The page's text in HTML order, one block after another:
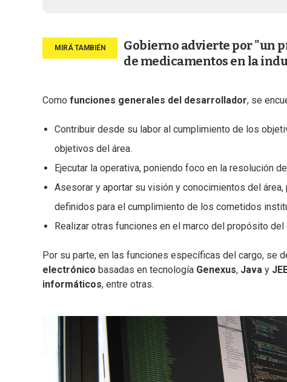
Gobierno advierte por "un
de medicamentos en la
Como funciones generales del desarrollador, se
Contribuir desde su labor al cumplimiento de los
objetivos del área.
Ejecutar la operativa, poniendo foco en la resolución
Asesorar y aportar su visión y conocimientos del
definidos para el cumplimiento de los cometidos
Realizar otras funciones en el marco del propósito
Por su parte, en las funciones específicas del cargo, se
electrónico basadas en tecnología Genexus, Java y
informáticos, entre otras.